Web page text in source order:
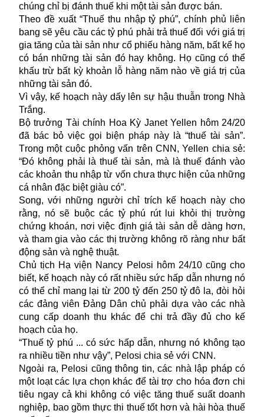
chúng chỉ bị đánh thuế khi một tài sản được bán.
Theo đề xuất “Thuếthu nhập tỷ phú”, chính phủ liên
bang sẽ yêu cầu các tỷ phú phải trả thuế đối với giá trị
gia tăng của tài sản như cổ phiếu hàng năm, bất kể họ
có bán những tài sản đó hay không. Họ cũng có thể
khấu trừ bất kỳ khoản lỗ hàng năm nào về giá trị của
những tài sản đó.
Vì vậy, kế hoạch này dấy lênsự hậu thuẫn trong Nhà
Trắng.
Bộ trưởng Tài chính Hoa Kỳ Janet Yellen hôm 24/20
đã bác bỏ việc gọi biện pháp này là “thuế tài sản”.
Trong một cuộc phỏng vấn trên CNN , Yellen chia sẻ:
“Đó không phải là thuế tài sản, mà là thuế đánh vào
các khoản thu nhập từ vốn chưa thực hiện của những
cá nhân đặc biệt giàu có”.
Song, với những người chỉ trích kế hoạch này cho
rằng, nó sẽ buộc các tỷ phú rút lui khỏi thị trường
chứng khoán, nơi việc định giá tài sản dễ dàng hơn,
và tham gia vào các thị trường không rõ ràng như bất
động sản và nghệ thuật.
Chủ tịch Hạ viện Nancy Pelosi hôm 24/10 cũng cho
biết, kế hoạch này có rất nhiều sức hấp dẫn nhưng nó
có thể chỉ mang lại từ 200 tỷ đến 250 tỷ đô la, đòi hỏi
các đảng viên Đảng Dân chủ phải dựa vào các nhà
cung cấp doanh thu khác để chi trả đầy đủ cho kế
hoạch của họ.
“Thuế tỷ phú ... có sức hấp dẫn, nhưng nó không tạo
ra nhiều tiền như vậy”, Pelosi chia sẻ với CNN.
Ngoài ra, Pelosi cũng thông tin, các nhà lập pháp có
một loạt các lựa chọn khác để tài trợ cho hóa đơn chi
tiêu ngay cả khi không có việc tăng thuế suất doanh
nghiệp, bao gồm thực thi thuế tốt hơn và hài hòa thuế